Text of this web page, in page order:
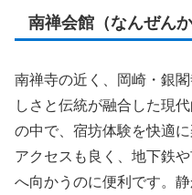
南禅会館（なんぜんか
南禅寺の近く、岡崎・銀
しさと伝統が融合した現
の中で、宿坊体験を快適
アクセスも良く、地下鉄
へ向かうのに便利です。